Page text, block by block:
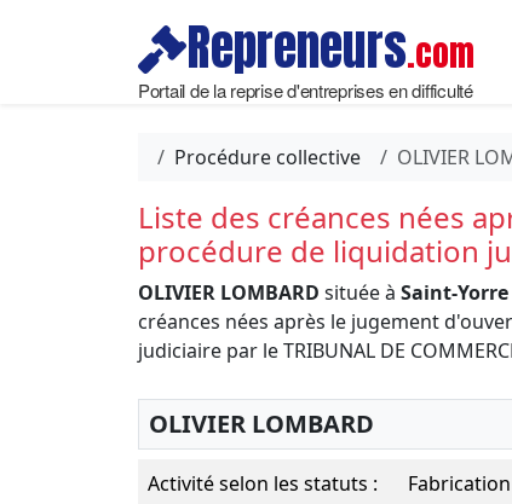
Repreneurs.com
Portail de la reprise d'entreprises en difficulté
Procédure collective OLIVIER
Liste des créances nées
procédure de liquidation
OLIVIER LOMBARD située à Saint-Yorre
créances nées après le jugement
judiciaire par le TRIBUNAL DE
OLIVIER LOMBARD
Activité selon les statuts :